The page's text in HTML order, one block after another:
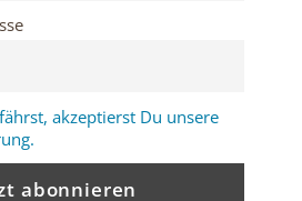
akzeptierst Du unsere